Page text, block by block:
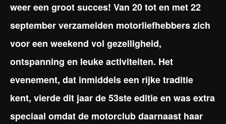
weer een groot succes! Van 20 tot en met 22
september verzamelden motorliefhebbers zich
voor een weekend vol gezelligheid,
ontspanning en leuke activiteiten. Het
evenement, dat inmiddels een rijke traditie
kent, vierde dit jaar de 53ste editie en was extra
speciaal omdat de motorclub daarnaast haar